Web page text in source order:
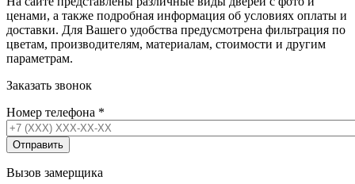
ценами, а также подробная информация об условиях оплаты и
доставки. Для Вашего удобства предусмотрена фильтрация по
цветам, производителям, материалам, стоимости и другим
параметрам.
Заказать звонок
Номер телефона *
Вызов замерщика